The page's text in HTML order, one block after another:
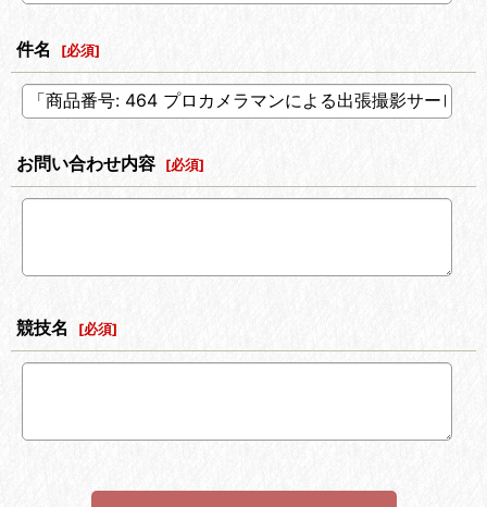
件名 [必須]
お問い合わせ内容 [必須]
競技名 [必須]